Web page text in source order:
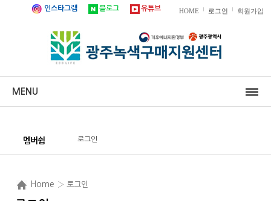
HOME 로그인 회원가입
인스타그램 블로그 유튜브
MENU
멤버쉽 로그인
Home › 로그인